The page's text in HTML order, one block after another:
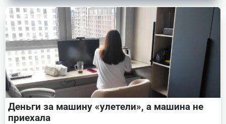
Деньги за машину «улетели», а машина не
приехала